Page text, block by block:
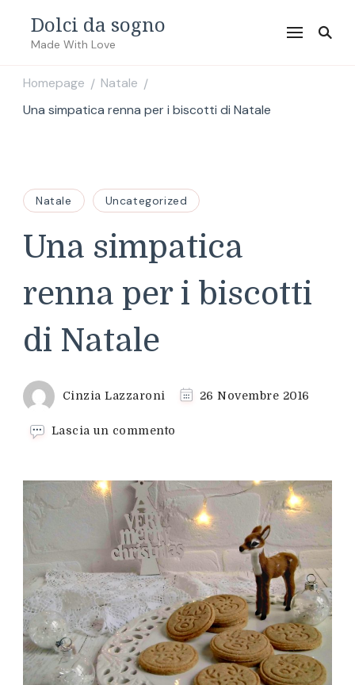
Dolci da sogno
Made With Love
Homepage / Natale /
Una simpatica renna per i biscotti di Natale
Natale Uncategorized
Una simpatica
renna per i biscotti
di Natale
Cinzia Lazzaroni 26 Novembre 2016
Lascia un commento
renna
per
i
biscotti
di
Natale